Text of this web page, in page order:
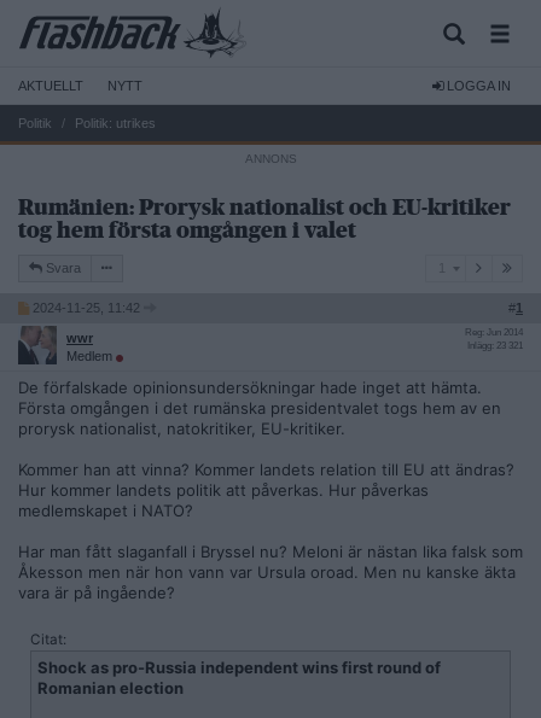
AKTUELLT NYTT LOGGA IN
Politik Politik: utrikes
Rumänien: Prorysk nationalist och EU-kritiker
tog hem första omgången i valet
Svara
2024-11-25, 11:42 #1
wwr
Medlem
Reg: Jun 2014
Inlägg: 23 321
De förfalskade opinionsundersökningar hade inget att hämta.
Första omgången i det rumänska presidentvalet togs hem av en
prorysk nationalist, natokritiker, EU-kritiker.
Kommer han att vinna? Kommer landets relation till EU att ändras?
Hur kommer landets politik att påverkas. Hur påverkas
medlemskapet i NATO?
Har man fått slaganfall i Bryssel nu? Meloni är nästan lika falsk som
Åkesson men när hon vann var Ursula oroad. Men nu kanske äkta
vara är på ingående?
Citat:
Shock as pro-Russia independent wins first round of
Romanian election